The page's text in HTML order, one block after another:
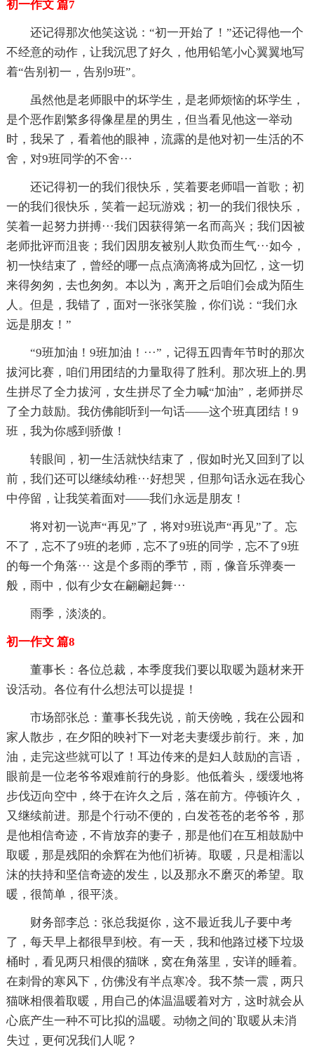
初一作文 篇7
还记得那次他笑这说：“初一开始了！”还记得他一个
不经意的动作，让我沉思了好久，他用铅笔小心翼翼地写
着“告别初一，告别9班”。
虽然他是老师眼中的坏学生，是老师烦恼的坏学生，
是个恶作剧繁多得像星星的男生，但当看见他这一举动
时，我呆了，看着他的眼神，流露的是他对初一生活的不
舍，对9班同学的不舍···
还记得初一的我们很快乐，笑着要老师唱一首歌；初
一的我们很快乐，笑着一起玩游戏；初一的我们很快乐，
笑着一起努力拼搏···我们因获得第一名而高兴；我们因被
老师批评而沮丧；我们因朋友被别人欺负而生气···如今，
初一快结束了，曾经的哪一点点滴滴将成为回忆，这一切
来得匆匆，去也匆匆。本以为，离开之后咱们会成为陌生
人。但是，我错了，面对一张张笑脸，你们说：“我们永
远是朋友！”
“9班加油！9班加油！···”，记得五四青年节时的那次
拔河比赛，咱们用团结的力量取得了胜利。那次班上的.男
生拼尽了全力拔河，女生拼尽了全力喊“加油”，老师拼尽
了全力鼓励。我仿佛能听到一句话——这个班真团结！9
班，我为你感到骄傲！
转眼间，初一生活就快结束了，假如时光又回到了以
前，我们还可以继续幼稚···好想哭，但那句话永远在我心
中停留，让我笑着面对——我们永远是朋友！
将对初一说声“再见”了，将对9班说声“再见”了。忘
不了，忘不了9班的老师，忘不了9班的同学，忘不了9班
的每一个角落··· 这是个多雨的季节，雨，像音乐弹奏一
般，雨中，似有少女在翩翩起舞···
雨季，淡淡的。
初一作文 篇8
董事长：各位总裁，本季度我们要以取暖为题材来开
设活动。各位有什么想法可以提提！
市场部张总：董事长我先说，前天傍晚，我在公园和
家人散步，在夕阳的映衬下一对老夫妻缓步前行。来，加
油，走完这些就可以了！耳边传来的是妇人鼓励的言语，
眼前是一位老爷爷艰难前行的身影。他低着头，缓缓地将
步伐迈向空中，终于在许久之后，落在前方。停顿许久，
又继续前进。那是个行动不便的，白发苍苍的老爷爷，那
是他相信奇迹，不肯放弃的妻子，那是他们在互相鼓励中
取暖，那是残阳的余辉在为他们祈祷。取暖，只是相濡以
沫的扶持和坚信奇迹的发生，以及那永不磨灭的希望。取
暖，很简单，很平淡。
财务部李总：张总我挺你，这不最近我儿子要中考
了，每天早上都很早到校。有一天，我和他路过楼下垃圾
桶时，看见两只相偎的猫咪，窝在角落里，安详的睡着。
在刺骨的寒风下，仿佛没有半点寒冷。我不禁一震，两只
猫咪相偎着取暖，用自己的体温温暖着对方，这时就会从
心底产生一种不可比拟的温暖。动物之间的`取暖从未消
失过，更何况我们人呢？